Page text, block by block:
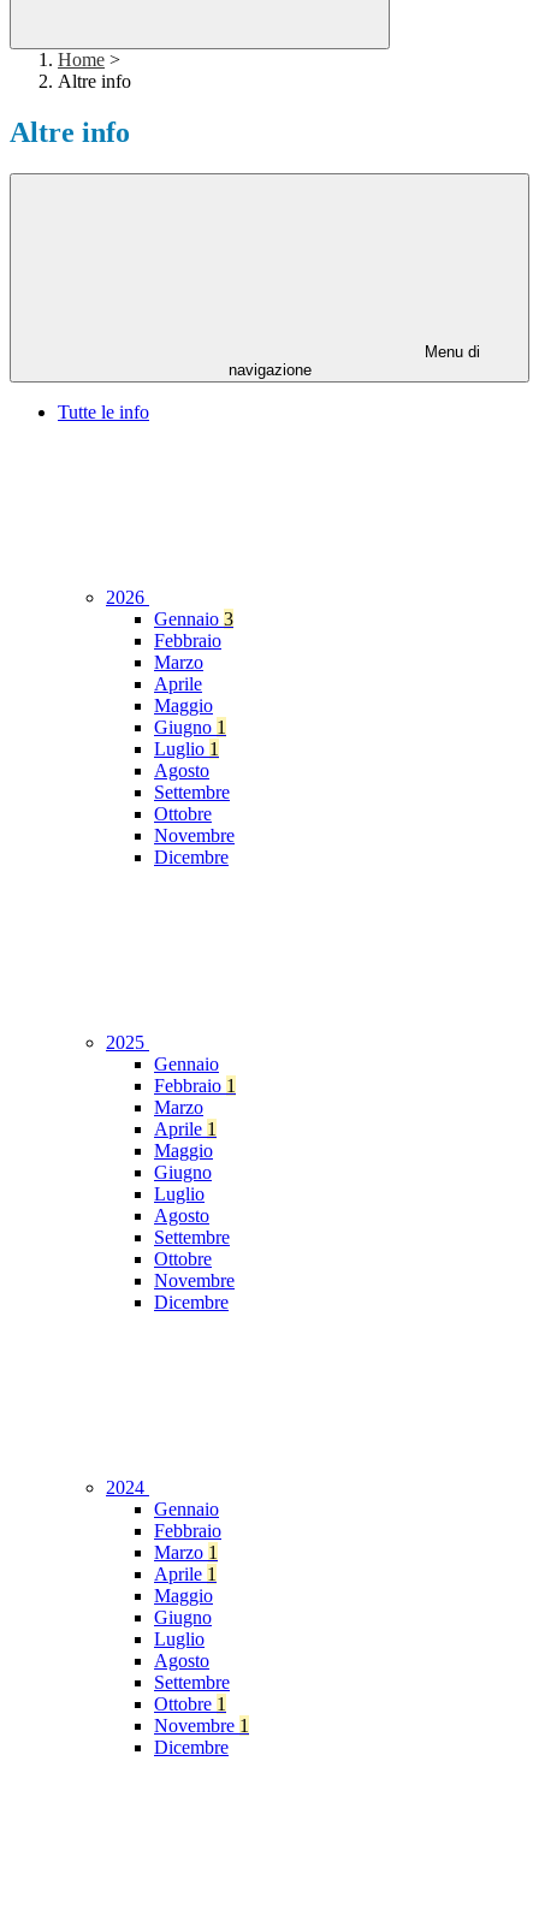
Home >
Altre info
Altre info
Menu di
navigazione
Tutte le info
2026
Gennaio 3
Febbraio
Marzo
Aprile
Maggio
Giugno 1
Luglio 1
Agosto
Settembre
Ottobre
Novembre
Dicembre
2025
Gennaio
Febbraio 1
Marzo
Aprile 1
Maggio
Giugno
Luglio
Agosto
Settembre
Ottobre
Novembre
Dicembre
2024
Gennaio
Febbraio
Marzo 1
Aprile 1
Maggio
Giugno
Luglio
Agosto
Settembre
Ottobre 1
Novembre 1
Dicembre